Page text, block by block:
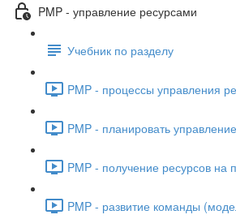
PMP - управление ресурсами
Учебник по разделу
PMP - процессы управления
PMP - планировать
PMP - получение ресурсов на
PMP - развитие команды